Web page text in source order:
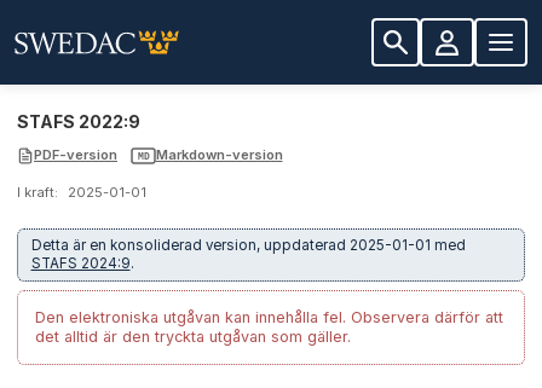
STAFS 2022:9
PDF-version MD Markdown-version
I kraft: 2025-01-01
Detta är en konsoliderad version, uppdaterad 2025-01-01 med
STAFS 2024:9.
Den elektroniska utgåvan kan innehålla fel. Observera därför att
det alltid är den tryckta utgåvan som gäller.